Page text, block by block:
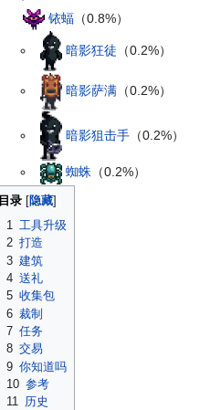
铱蝠（0.8%）
暗影狂徒 （0.2%）
暗影萨满（0.2%）
暗影狙击手（0.2%）
蜘蛛（0.2%）
目录
1 工具升级
2 打造
3 建筑
4 送礼
5 收集包
6 裁制
7 任务
8 交易
9 你知道吗
10 参考
11 历史